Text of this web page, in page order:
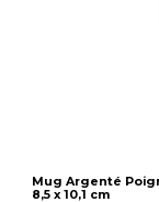
Mug Argenté
8,5 x 10,1 cm